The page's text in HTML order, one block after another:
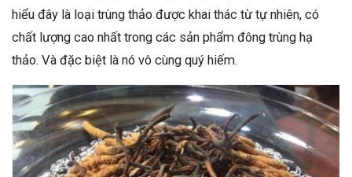
hiểu đây là loại trùng thảo được khai thác từ tự nhiên, có
chất lượng cao nhất trong các sản phẩm đông trùng hạ
thảo. Và đặc biệt là nó vô cùng quý hiếm.